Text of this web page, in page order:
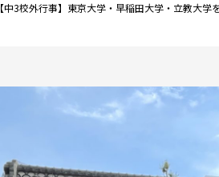
【中3校外行事】東京大学・早稲田大学・立教大学